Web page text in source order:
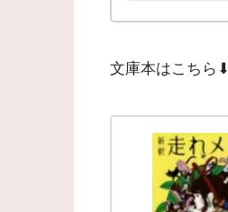
文庫本はこちら⬇︎